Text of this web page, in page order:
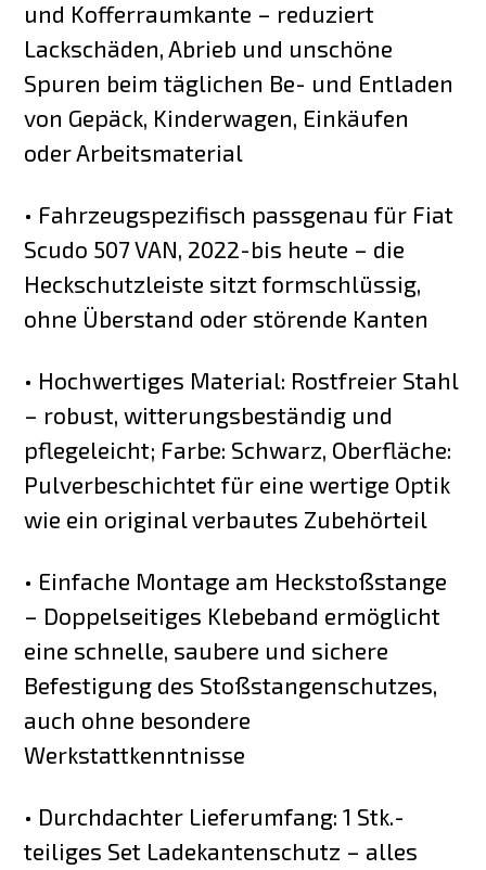
und Kofferraumkante – reduziert
Lackschäden, Abrieb und unschöne
Spuren beim täglichen Be- und Entladen
von Gepäck, Kinderwagen, Einkäufen
oder Arbeitsmaterial
• Fahrzeugspezifisch passgenau für Fiat
Scudo 507 VAN, 2022-bis heute – die
Heckschutzleiste sitzt formschlüssig,
ohne Überstand oder störende Kanten
• Hochwertiges Material: Rostfreier Stahl
– robust, witterungsbeständig und
pflegeleicht; Farbe: Schwarz, Oberfläche:
Pulverbeschichtet für eine wertige Optik
wie ein original verbautes Zubehörteil
• Einfache Montage am Heckstoßstange
– Doppelseitiges Klebeband ermöglicht
eine schnelle, saubere und sichere
Befestigung des Stoßstangenschutzes,
auch ohne besondere
Werkstattkenntnisse
• Durchdachter Lieferumfang: 1 Stk.-
teiliges Set Ladekantenschutz – alles